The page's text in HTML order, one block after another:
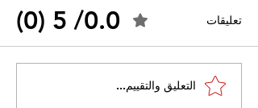
القضاء الإداري يقضي بحل
نقابة "كنابست"
تعليقات 0.0/ 5 (0)
التعليق والتقييم...